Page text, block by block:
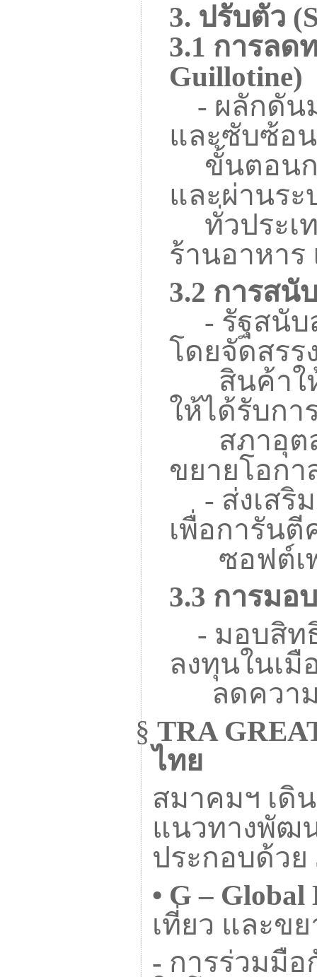
3. ปรับตัว (
3.1 การลด
Guillotine)
- ผลักดัน
และซับซ้อ
ขั้นตอนก
และผ่านระ
ทั่วประเท
ร้านอาหา
3.2 การสนั
- รัฐสนับ
โดยจัดสร
สินค้าใ
ให้ได้รับกา
สภาอุต
ขยายโอกา
- ส่งเส
เพื่อการัน
ซอฟต์เพ
3.3 การมอ
- มอบสิท
ลงทุนในเมื
ลดความ
§ TRA
ไทย
สมาคมฯ เดิ
แนวทางพัฒ
ประกอบด้วย
• G –
เที่ยว และข
- การร่วมมื